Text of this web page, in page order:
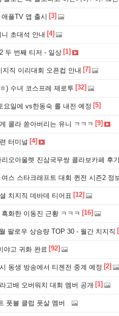
애플TV 앱 출시 [3]
초대석 안내 [4]
두 번째 티저 - 일상 [1]
지직 이리대회 오픈컵 안내 [7]
) 수녀 코스프레 제로투 [32]
요일에 vs한동숙 롤 내전 예정 [5]
콜라 쏟아버리는 유니 ㅋㅋㅋ [9]
터미널 [4]
리오아울렛 진삼국무쌍 콜라보카페 후기
여스 스타크래프트 대회 퀸전 시즌2 정
치지직 데바데 티어표 [12]
흑화한 이동진 근황 ㅋㅋㅋ [16]
팔로우 상승량 TOP 30 - 월간 치지직
야고 귀화 완료 [92]
동생 방송에서 티젠전 중계 예정 [2]
고배 오버워치 대회 멤버 공개 [1]
풋볼 클럽 풋살 멤버